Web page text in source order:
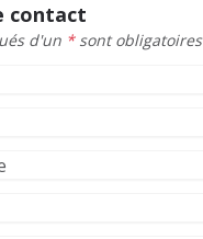
contact
d'un *sont obligatoires